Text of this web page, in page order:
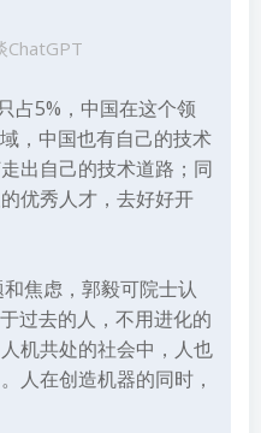
ChatGPT
占5%，中国在这个领
，中国也有自己的技术
出自己的技术道路；同
优秀人才，去好好开
焦虑，郭毅可院士认
过去的人，不用进化的
机共处的社会中，人也
人在创造机器的同时，